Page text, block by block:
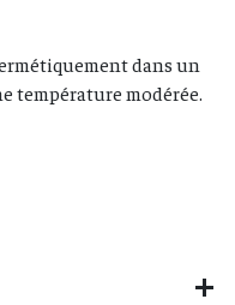
dans un
température modérée.